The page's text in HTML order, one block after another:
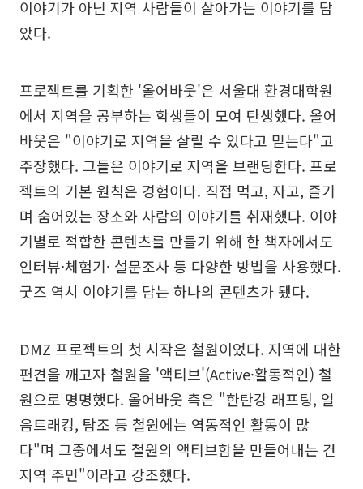
이야기가 아닌 지역 사람들이 살아가는 이야기를 담
았다.
프로젝트를 기획한 '올어바웃'은 서울대 환경대학원
에서 지역을 공부하는 학생들이 모여 탄생했다. 올어
바웃은 "이야기로 지역을 살릴 수 있다고 믿는다"고
주장했다. 그들은 이야기로 지역을 브랜딩한다. 프로
젝트의 기본 원칙은 경험이다. 직접 먹고, 자고, 즐기
며 숨어있는 장소와 사람의 이야기를 취재했다. 이야
기별로 적합한 콘텐츠를 만들기 위해 한 책자에서도
인터뷰·체험기· 설문조사 등 다양한 방법을 사용했다.
굿즈 역시 이야기를 담는 하나의 콘텐츠가 됐다.
DMZ 프로젝트의 첫 시작은 철원이었다. 지역에 대한
편견을 깨고자 철원을 '액티브'(Active·활동적인) 철
원으로 명명했다. 올어바웃 측은 "한탄강 래프팅, 얼
음트래킹, 탐조 등 철원에는 역동적인 활동이 많
다"며 그중에서도 철원의 액티브함을 만들어내는 건
지역 주민"이라고 강조했다.